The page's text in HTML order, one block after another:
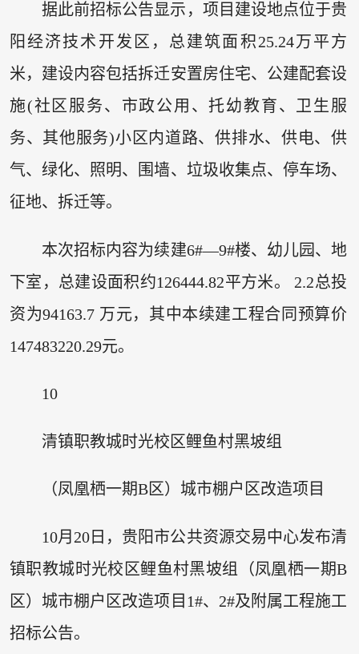
据此前招标公告显示，项目建设地点位于贵
阳经济技术开发区，总建筑面积25.24万平方
米，建设内容包括拆迁安置房住宅、公建配套设
施(社区服务、市政公用、托幼教育、卫生服
务、其他服务)小区内道路、供排水、供电、供
气、绿化、照明、围墙、垃圾收集点、停车场、
征地、拆迁等。
本次招标内容为续建6#—9#楼、幼儿园、地
下室，总建设面积约126444.82平方米。 2.2总投
资为94163.7 万元，其中本续建工程合同预算价
147483220.29元。
10
清镇职教城时光校区鲤鱼村黑坡组
（凤凰栖一期B区）城市棚户区改造项目
10月20日，贵阳市公共资源交易中心发布清
镇职教城时光校区鲤鱼村黑坡组（凤凰栖一期B
区）城市棚户区改造项目1#、2#及附属工程施工
招标公告。